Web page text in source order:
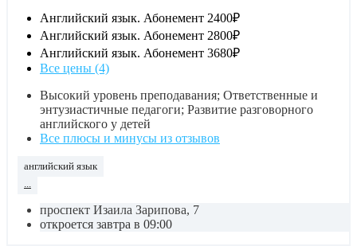
Английский язык. Абонемент 2400₽
Английский язык. Абонемент 2800₽
Английский язык. Абонемент 3680₽
Все цены (4)
Высокий уровень преподавания; Ответственные и
энтузиастичные педагоги; Развитие разговорного
английского у детей
Все плюсы и минусы из отзывов
английский язык
...
проспект Изаила Зарипова, 7
откроется завтра в 09:00